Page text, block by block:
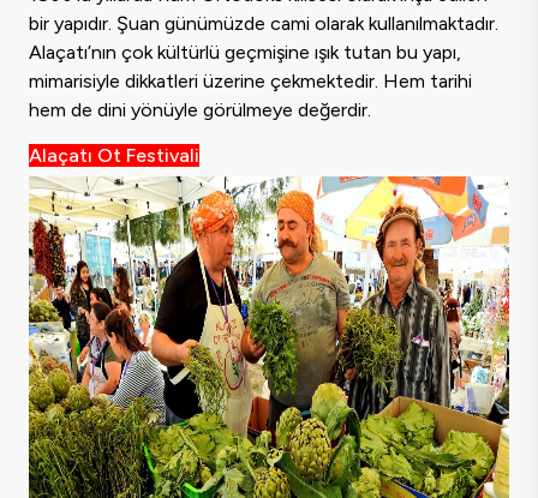
bir yapıdır. Şuan günümüzde cami olarak kullanılmaktadır.
Alaçatı’nın çok kültürlü geçmişine ışık tutan bu yapı,
mimarisiyle dikkatleri üzerine çekmektedir. Hem tarihi
hem de dini yönüyle görülmeye değerdir.
Alaçatı Ot Festivali